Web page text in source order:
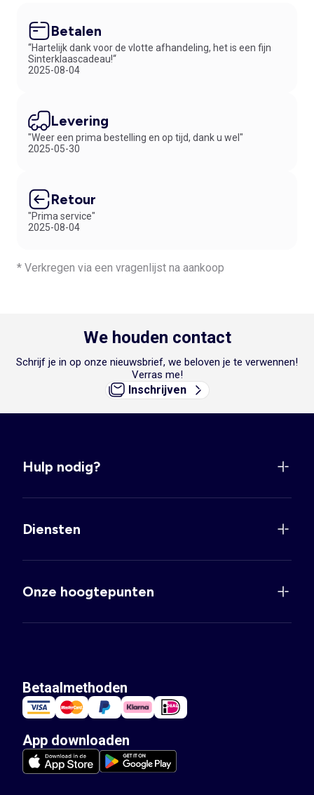
Betalen
“Hartelijk dank voor de vlotte afhandeling, het is een fijn
Sinterklaascadeau!“
2025-08-04
Levering
"Weer een prima bestelling en op tijd, dank u wel"
2025-05-30
Retour
"Prima service"
2025-08-04
* Verkregen via een vragenlijst na aankoop
We houden contact
Schrijf je in op onze nieuwsbrief, we beloven je te verwennen!
Verras me!
Inschrijven
Hulp nodig?
Diensten
Onze hoogtepunten
Betaalmethoden
App downloaden